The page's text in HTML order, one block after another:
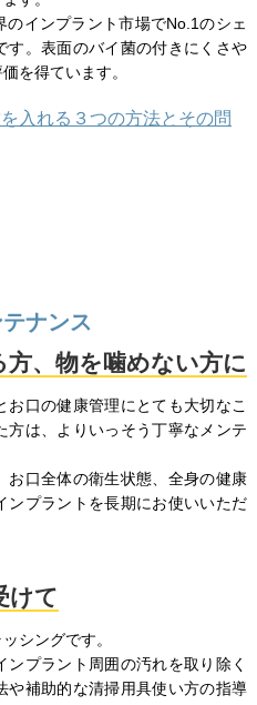
インプラント市場でNo.1のシェ
す。表面のバイ菌の付きにくさや
を得ています。
入れる３つの方法とその問
ナンス
、物を噛めない方に
口の健康管理にとても大切なこ
方は、よりいっそう丁寧なメンテ
お口全体の衛生状態、全身の健康
ンプラントを長期にお使いいただ
けて
シングです。
プラント周囲の汚れを取り除く
や補助的な清掃用具使い方の指導